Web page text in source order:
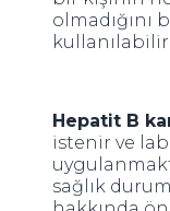
olmadığını
kullanılabilir.
Hepatit B
istenir ve
sağlık